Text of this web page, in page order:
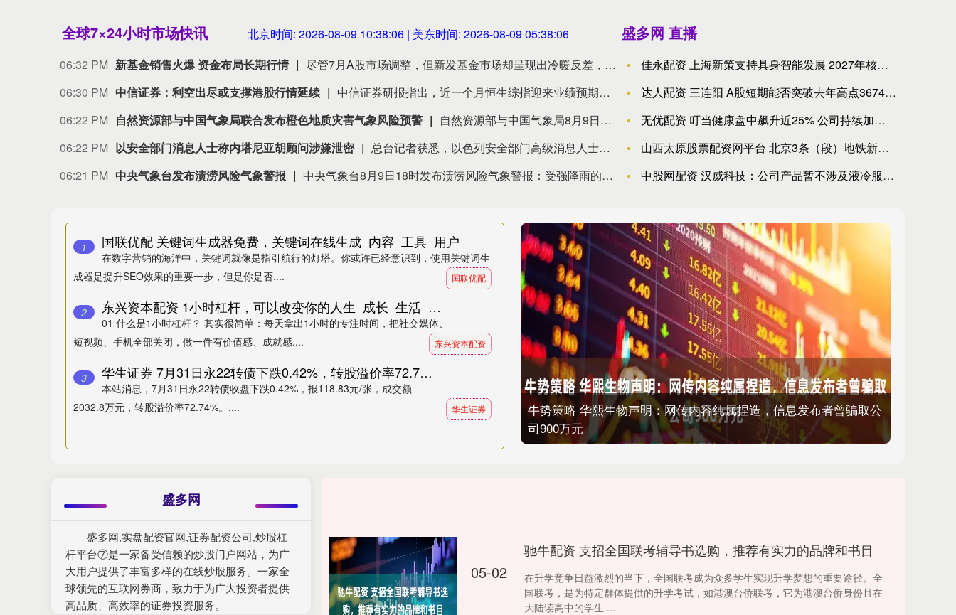
全球7×24小时市场快讯 北京时间: 2026-08-09 10:38:07 | 美东时间: 2026-08-09 05:38:07
06:32 PM 新基金销售火爆 资金布局长期行情
尽管7月A股市场调整，但新发基金市场却呈现出冷暖反差，多只主动权益新品募集成绩亮眼。普通投资者踊跃认购新基金的背后，是不少基金经理对于当前科技行情长周期属性的深度研判，公募普遍判断AI产业浪潮不是短期主题炒作，科技浪潮的演绎周期也远不止半年。
06:30 PM 中信证券：利空出尽或支撑港股行情延续
中信证券研报指出，近一个月恒生综指迎来业绩预期反转，中报超预期与利好预告推动全年盈利上修；而恒科指数受制于乘用车盈利分化及头部互联网平台资本开支扩张对短期利润率的压制，预期修复相对滞后。行业上，医疗保健（CXO与制药龙头驱动）、金融（券商资管与保险）、公用事业及周期运输景气上行；消费、地产及资讯科技预期遭下调。交易层面呈现资金回补超跌低位板块与交易高景气业绩动能的“双管齐下”特征。面对财报密集披露期与海内外宏观扰动，配置建议维持“红利防守+成长弹性”杠铃策略：防守端锁定高股息、低β“类债”资产；进攻端聚焦互联网巨头、双向资金加仓的机器人与生物科技，以及技术硬件与AI应用，兼顾创新药及工业金属的催化布局。
06:22 PM 自然资源部与中国气象局联合发布橙色地质灾害气象风险预警
自然资源部与中国气象局8月9日18时联合发布橙色地质灾害气象风险预警：预计，8月9日20时至10日20时，浙江大部、安徽西部和南部、福建西北部、江西东北部、云南西南部等地部分地区发生地质灾害的气象风险较高（黄色预警），其中，浙江东部、安徽西部和南部等地部分地区发生地质灾害的气象风险高（橙色预警）。各级政府及有关部门按照应急预案做好地质灾害防御工作。请社会公众及时关注地质灾害气象风险预警信息，谨慎前往地质灾害预警区域。橙色预警区内高风险隐患点和风险区受威胁人员请根据当地防灾部门组织立即撤离前往附近避险安置点，临坡临崖临沟临水人员根据撤离信号及时撤离前往附近避险安置点；黄色预警区内人员，请随时关注预警信息变化，注意附近警示标志，避免在沟谷、斜坡、陡崖（坎）等高风险地带逗留。
06:22 PM 以安全部门消息人士称内塔尼亚胡顾问涉嫌泄密
总台记者获悉，以色列安全部门高级消息人士透露，以总理内塔尼亚胡的三名顾问涉嫌将涉埃及的高级别安全讨论内容泄露给卡塔尔。消息人士称，流向卡塔尔的机密信息直接源自以色列安全决策高层的内部会议。卡塔尔随后利用这些信息在媒体上“抹黑”埃及，旨在通过反向操纵舆论，削弱埃及在中东斡旋中的地位，进而掌控加沙地带被扣押人员释放谈判的主导权。（央视新闻）
06:21 PM 中央气象台发布渍涝风险气象警报 中央气象台8月9日18时发布渍涝风险气象警报：受强降雨的影响，预计8月9日20时至10日20时，江苏南部、上海、浙江大部、安徽南部和西部、云南西南部等地部分地区发生渍涝的气象风险较高，其中，浙江东部和北部、安徽南部和西部等地部分地区发生渍涝的气象风险高，浙江东部部分地区发生渍涝的气象风险很高，易形成城市内涝和农田渍害，需加强防范。
盛多网 直播
佳永配资 上海新策支持具身智能发展 2027年核心产业规模拟
达人配资 三连阳 A股短期能否突破去年高点3674点？|一份
无优配资 叮当健康盘中飙升近25% 公司持续加码创新药布局
山西太原股票配资网平台 北京3条（段）地铁新线明日开通试运营
中股网配资 汉威科技：公司产品暂不涉及液冷服务器领域
1 国联优配 关键词生成器免费，关键词在线生成_内容_工具_用户
在数字营销的海洋中，关键词就像是指引航行的灯塔。你或许已经意识到，使用关键词生
成器是提升SEO效果的重要一步，但是你是否....
国联优配
2 东兴资本配资 1小时杠杆，可以改变你的人生_成长_生活_事情
01 什么是1小时杠杆？ 其实很简单：每天拿出1小时的专注时间，把社交媒体、
短视频、手机全部关闭，做一件有价值感、成就感....
东兴资本配资
3 华生证券 7月31日永22转债下跌0.42%，转股溢价率72.74%
本站消息，7月31日永22转债收盘下跌0.42%，报118.83元/张，成交额
2032.8万元，转股溢价率72.74%。....
华生证券
牛势策略 华熙生物声明：网传内容纯属捏造，信息发布者曾骗取公
司900万元
05-02
驰牛配资 支招全国联考辅导书选购，推荐有实力的品牌和书目
在升学竞争日益激烈的当下，全国联考成为众多学生实现升学梦想的重要途径。全
国联考，是为特定群体提供的升学考试，如港澳台侨联考，它为港澳台侨身份且在
大陆读高中的学生....
盛多网
盛多网,实盘配资官网,证券配资公司,炒股杠
杆平台⑦是一家备受信赖的炒股门户网站，为广
大用户提供了丰富多样的在线炒股服务。一家全
球领先的互联网券商，致力于为广大投资者提供
高品质、高效率的证券投资服务。